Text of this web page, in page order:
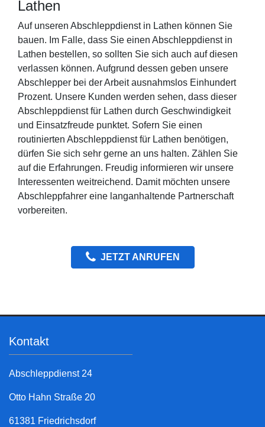
Lathen
Auf unseren Abschleppdienst in Lathen können Sie
bauen. Im Falle, dass Sie einen Abschleppdienst in
Lathen bestellen, so sollten Sie sich auch auf diesen
verlassen können. Aufgrund dessen geben unsere
Abschlepper bei der Arbeit ausnahmslos Einhundert
Prozent. Unsere Kunden werden sehen, dass dieser
Abschleppdienst für Lathen durch Geschwindigkeit
und Einsatzfreude punktet. Sofern Sie einen
routinierten Abschleppdienst für Lathen benötigen,
dürfen Sie sich sehr gerne an uns halten. Zählen Sie
auf die Erfahrungen. Freudig informieren wir unsere
Interessenten weitreichend. Damit möchten unsere
Abschleppfahrer eine langanhaltende Partnerschaft
vorbereiten.
JETZT ANRUFEN
Kontakt
Abschleppdienst 24
Otto Hahn Straße 20
61381 Friedrichsdorf